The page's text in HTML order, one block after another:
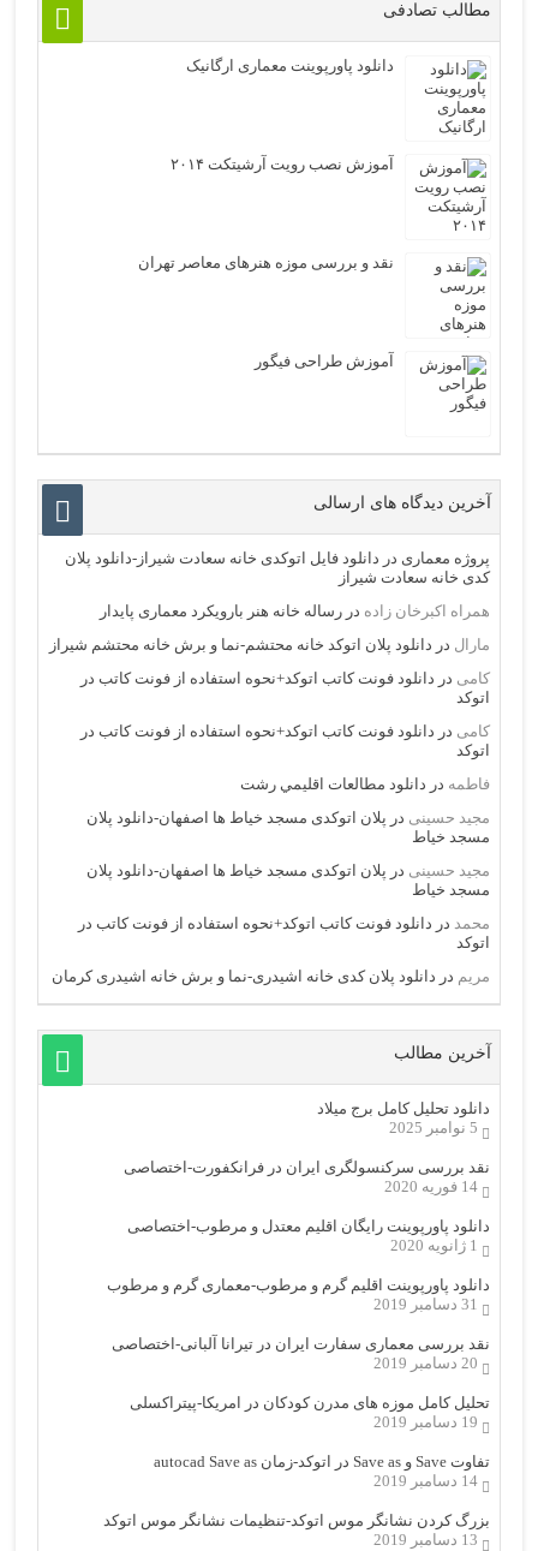
مطالب تصادفی
دانلود پاورپوینت معماری ارگانیک
آموزش نصب رویت آرشیتکت ۲۰۱۴
نقد و بررسی موزه هنرهای معاصر تهران
آموزش طراحی فیگور
آخرین دیدگاه های ارسالی
پروژه معماری در دانلود فایل اتوکدی خانه سعادت شیراز-دانلود پلان
کدی خانه سعادت شیراز
همراه اکبرخان زاده دررساله خانه هنر بارویکرد معماری پایدار
مارال در دانلود پلان اتوکد خانه محتشم-نما و برش خانه محتشم شیراز
کامی در دانلود فونت کاتب اتوکد+نحوه استفاده از فونت کاتب در
اتوکد
کامی در دانلود فونت کاتب اتوکد+نحوه استفاده از فونت کاتب در
اتوکد
فاطمه در دانلود مطالعات اقليمي رشت
مجید حسینی در پلان اتوکدی مسجد خیاط ها اصفهان-دانلود پلان
مسجد خیاط
مجید حسینی در پلان اتوکدی مسجد خیاط ها اصفهان-دانلود پلان
مسجد خیاط
محمد در دانلود فونت کاتب اتوکد+نحوه استفاده از فونت کاتب در
اتوکد
مریم در دانلود پلان کدی خانه اشیدری-نما و برش خانه اشیدری کرمان
آخرین مطالب
دانلود تحلیل کامل برج میلاد
5 نوامبر 2025
نقد بررسی سرکنسولگری ایران در فرانکفورت-اختصاصی
14 فوریه 2020
دانلود پاورپوینت رایگان اقلیم معتدل و مرطوب-اختصاصی
1 ژانویه 2020
دانلود پاورپوینت اقلیم گرم و مرطوب-معماری گرم و مرطوب
31 دسامبر 2019
نقد بررسی معماری سفارت ایران در تیرانا آلبانی-اختصاصی
20 دسامبر 2019
تحلیل کامل موزه های مدرن کودکان در امریکا-پیتراکسلی
19 دسامبر 2019
تفاوت Save و Save as در اتوکد-زمان autocad Save as
14 دسامبر 2019
بزرگ کردن نشانگر موس اتوکد-تنظیمات نشانگر موس اتوکد
13 دسامبر 2019